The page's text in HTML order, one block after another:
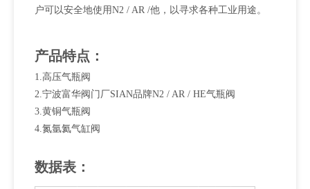
户可以安全地使用N2 / AR /他，以寻求各种工业用途。
产品特点：
1.高压气瓶阀
2.宁波富华阀门厂SIAN品牌N2 / AR / HE气瓶阀
3.黄铜气瓶阀
4.氮氩氦气缸阀
数据表：